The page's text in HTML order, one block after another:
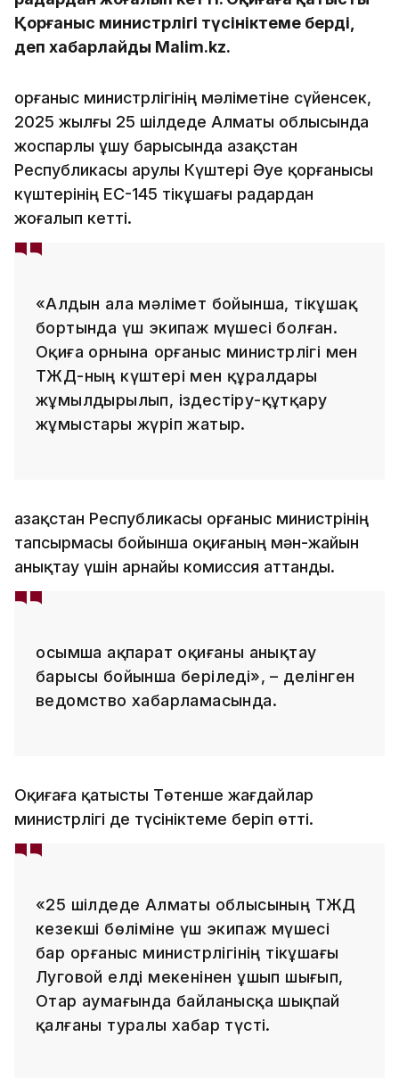
Қорғаныс министрлігі түсініктеме берді,
деп хабарлайды Malim.kz.
Қорғаныс министрлігінің мәліметіне сүйенсек,
2025 жылғы 25 шілдеде Алматы облысында
жоспарлы ұшу барысында Қазақстан
Республикасы Қарулы Күштері Әуе қорғанысы
күштерінің EC-145 тікұшағы радардан
жоғалып кетті.
«Алдын ала мәлімет бойынша, тікұшақ
бортында үш экипаж мүшесі болған.
Оқиға орнына Қорғаныс министрлігі мен
ТЖД-ның күштері мен құралдары
жұмылдырылып, іздестіру-құтқару
жұмыстары жүріп жатыр.
Қазақстан Республикасы Қорғаныс министрінің
тапсырмасы бойынша оқиғаның мән-жайын
анықтау үшін арнайы комиссия аттанды.
Қосымша ақпарат оқиғаны анықтау
барысы бойынша беріледі», – делінген
ведомство хабарламасында.
Оқиғаға қатысты Төтенше жағдайлар
министрлігі де түсініктеме беріп өтті.
«25 шілдеде Алматы облысының ТЖД
кезекші бөліміне үш экипаж мүшесі
бар Қорғаныс министрлігінің тікұшағы
Луговой елді мекенінен ұшып шығып,
Отар аумағында байланысқа шықпай
қалғаны туралы хабар түсті.